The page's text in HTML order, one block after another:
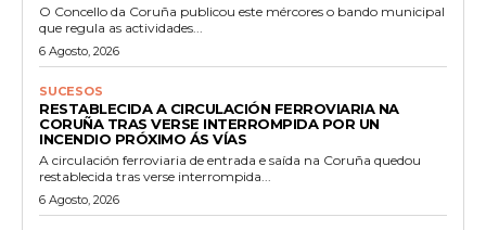
O Concello da Coruña publicou este mércores o bando municipal
que regula as actividades...
6 Agosto, 2026
SUCESOS
RESTABLECIDA A CIRCULACIÓN FERROVIARIA NA
CORUÑA TRAS VERSE INTERROMPIDA POR UN
INCENDIO PRÓXIMO ÁS VÍAS
A circulación ferroviaria de entrada e saída na Coruña quedou
restablecida tras verse interrompida...
6 Agosto, 2026